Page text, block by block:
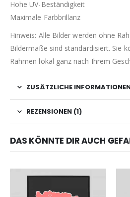
Hohe UV-Beständigkeit
Maximale Farbbrillanz
Hinweis: Alle Bilder werden ohne
Bildermaße sind standardisiert. Sie
Rahmen lokal ganz nach Ihrem
ZUSÄTZLICHE
REZENSIONEN (1)
DAS KÖNNTE DIR AUCH